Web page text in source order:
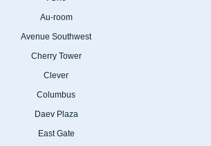
нескольких сотовых операторов
и скорости.
Au-room
Avenue Southwest
Cherry Tower
Clever
Columbus
Daev Plaza
East Gate